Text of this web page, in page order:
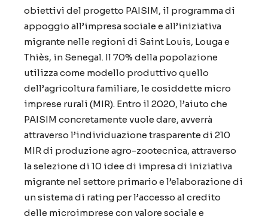
obiettivi del progetto PAISIM, il programma di
appoggio all’impresa sociale e all’iniziativa
migrante nelle regioni di Saint Louis, Louga e
Thiès, in Senegal. Il 70% della popolazione
utilizza come modello produttivo quello
dell’agricoltura familiare, le cosiddette micro
imprese rurali (MIR). Entro il 2020, l’aiuto che
PAISIM concretamente vuole dare, avverrà
attraverso l’individuazione trasparente di 210
MIR di produzione agro-zootecnica, attraverso
la selezione di 10 idee di impresa di iniziativa
migrante nel settore primario e l’elaborazione di
un sistema di rating per l’accesso al credito
delle microimprese con valore sociale e